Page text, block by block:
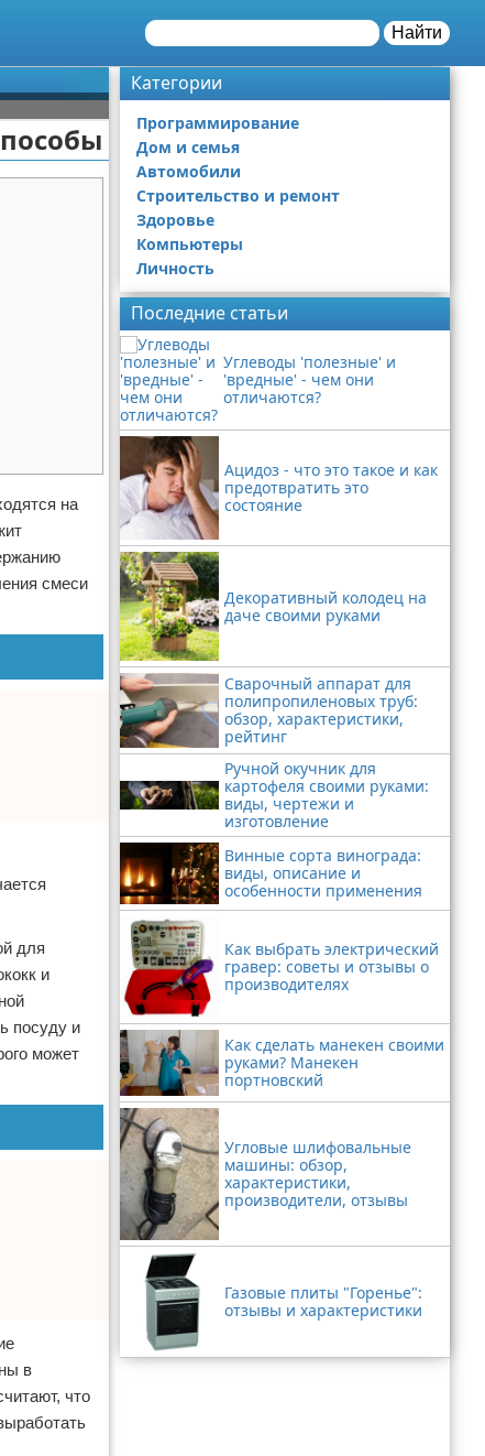
Найти
на
смеси
для
и
посуду и
может
в
что
Категории
Программирование
Дом и семья
Автомобили
Строительство и ремонт
Здоровье
Компьютеры
Личность
Последние статьи
Углеводы 'полезные' и
'вредные' - чем они
отличаются?
Ацидоз - что это такое и как
предотвратить это
состояние
Декоративный колодец на
даче своими руками
Сварочный аппарат для
полипропиленовых труб:
обзор, характеристики,
рейтинг
Ручной окучник для
картофеля своими руками:
виды, чертежи и
изготовление
Винные сорта винограда:
виды, описание и
особенности применения
Как выбрать электрический
гравер: советы и отзывы о
производителях
Как сделать манекен своими
руками? Манекен
портновский
Угловые шлифовальные
машины: обзор,
характеристики,
производители, отзывы
Газовые плиты "Горенье":
отзывы и характеристики